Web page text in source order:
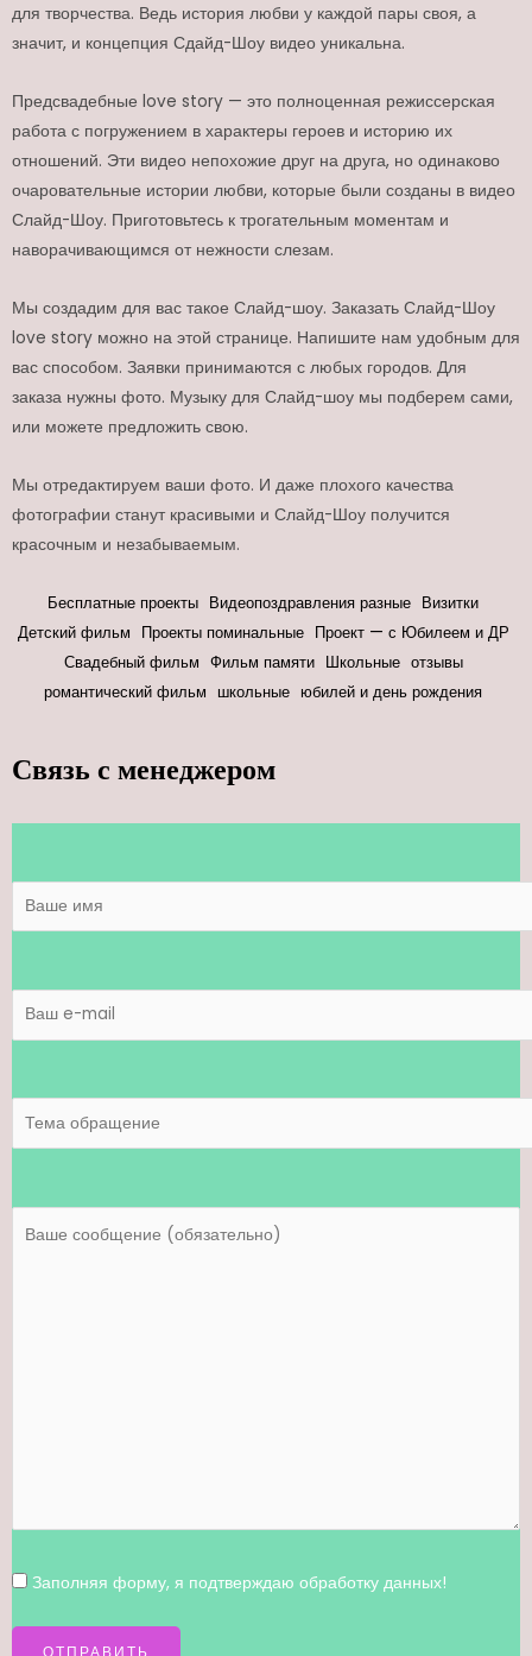
для творчества. Ведь история любви у каждой пары своя, а
значит, и концепция Сдайд-Шоу видео уникальна.
Предсвадебные love story — это полноценная режиссерская
работа с погружением в характеры героев и историю их
отношений. Эти видео непохожие друг на друга, но одинаково
очаровательные истории любви, которые были созданы в видео
Слайд-Шоу. Приготовьтесь к трогательным моментам и
наворачивающимся от нежности слезам.
Мы создадим для вас такое Слайд-шоу. Заказать Слайд-Шоу
love story можно на этой странице. Напишите нам удобным для
вас способом. Заявки принимаются с любых городов. Для
заказа нужны фото. Музыку для Слайд-шоу мы подберем сами,
или можете предложить свою.
Мы отредактируем ваши фото. И даже плохого качества
фотографии станут красивыми и Слайд-Шоу получится
красочным и незабываемым.
Бесплатные проекты Видеопоздравления разные Визитки
Детский фильм Проекты поминальные Проект — с Юбилеем и ДР
Свадебный фильм Фильм памяти Школьные отзывы
романтический фильм школьные юбилей и день рождения
Связь с менеджером
Заполняя форму, я подтверждаю обработку данных!